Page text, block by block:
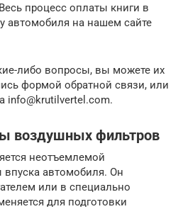
процесс оплаты книги в
автомобиля на нашем сайте
либо вопросы, вы можете их
формой обратной связи, или
info@krutilvertel.com.
воздушных фильтров
неотъемлемой
автомобиля. Он
или в специально
для подготовки